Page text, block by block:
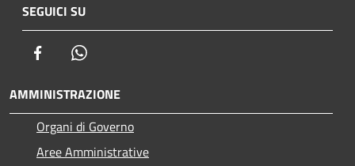
SEGUICI SU
Facebook
AMMINISTRAZIONE
Organi di Governo
Aree Amministrative